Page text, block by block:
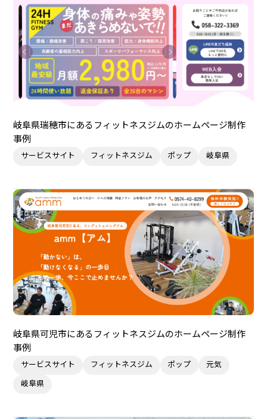
岐阜県瑞穂市にあるフィットネスジムのホームページ制作
事例
サービスサイト フィットネスジム ポップ 岐阜県
岐阜県可児市にあるフィットネスジムのホームページ制作
事例
サービスサイト フィットネスジム ポップ 元気
岐阜県